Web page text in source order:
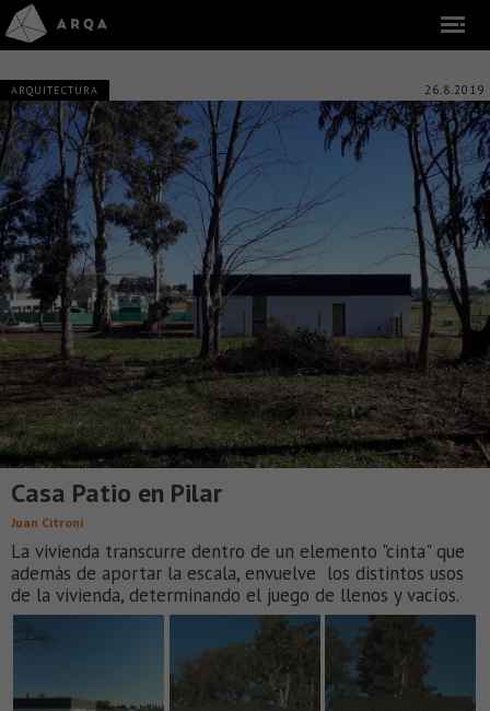
ARQUITECTURA 26.8.2019
Casa Patio en Pilar
Juan Citroni
La vivienda transcurre dentro de un elemento "cinta" que
además de aportar la escala, envuelve los distintos usos
de la vivienda, determinando el juego de llenos y vacíos.